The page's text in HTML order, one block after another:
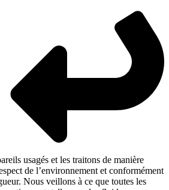
usagés et les traitons de manière
de l’environnement et conformément
Nous veillons à ce que toutes les